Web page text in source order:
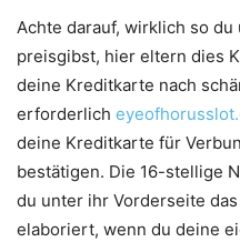
Achte darauf, wirklich so
preisgibst, hier eltern dies
deine Kreditkarte nach
erforderlich
deine Kreditkarte für
bestätigen. Die 16-stellige
du unter ihr Vorderseite
elaboriert, wenn du deine